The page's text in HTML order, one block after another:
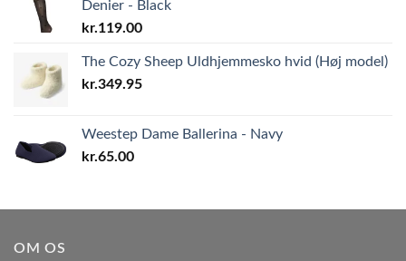
Denier - Black
kr.119.00
The Cozy Sheep Uldhjemmesko hvid (Høj model)
kr.349.95
Weestep Dame Ballerina - Navy
kr.65.00
OM OS